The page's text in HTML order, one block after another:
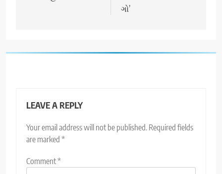
ગો’
LEAVE A REPLY
Your email address will not be published. Required fields
are marked *
Comment*